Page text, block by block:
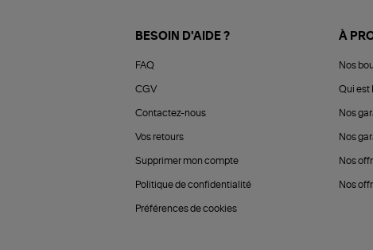
BESOIN D'AIDE ?
FAQ
CGV
Contactez-nous
Vos retours
Supprimer mon compte
Politique de confidentialité
Préférences de cookies
À
Nos
Qui est
Nos
Nos
Nos
Nos